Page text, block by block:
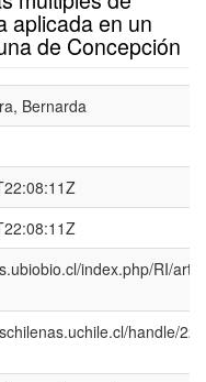
aplicada en un
de Concepción
Bernarda
index.php/RI/
handle/